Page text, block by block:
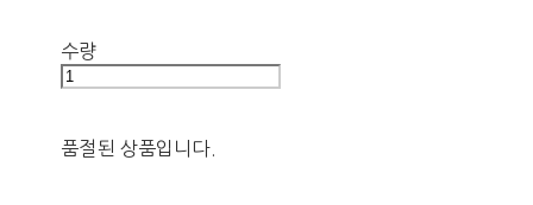
수량
품절된 상품입니다.